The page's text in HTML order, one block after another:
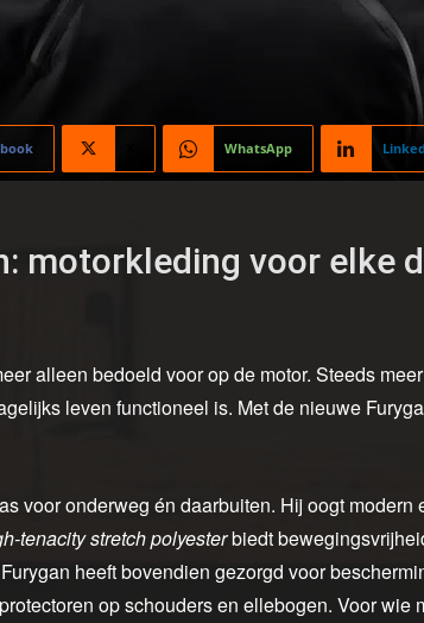
WhatsApp
motorkleding voor elke
alleen bedoeld voor op de motor. Steeds
leven functioneel is. Met de nieuwe
voor onderweg én daarbuiten. Hij oogt modern
tenacity stretch polyesterbiedt
heeft bovendien gezorgd voor
op schouders en ellebogen. Voor wie